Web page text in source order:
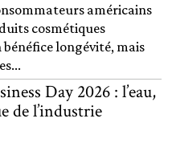
américains
cosmétiques
longévité, mais
Day 2026 : l’eau,
de l’industrie